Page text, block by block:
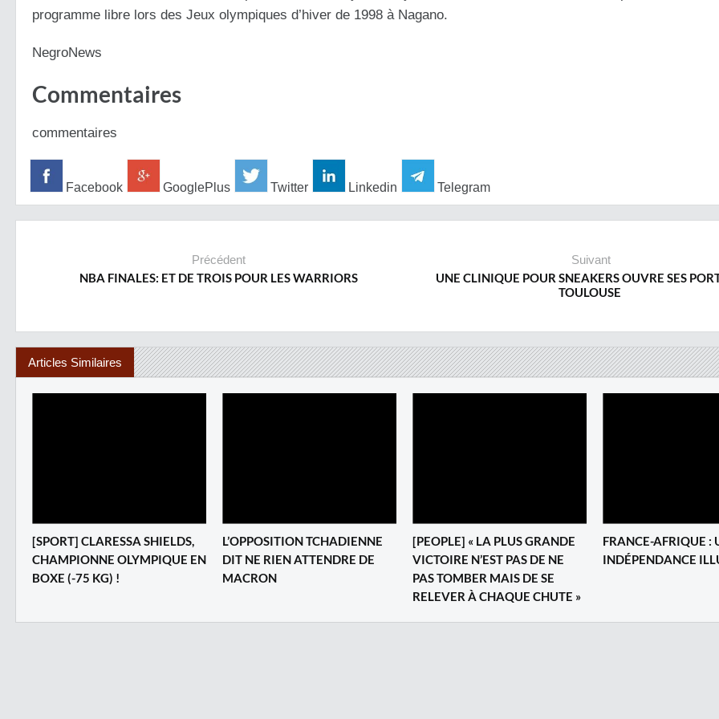
programme libre lors des Jeux olympiques d’hiver de 1998 à Nagano.
NegroNews
Commentaires
commentaires
Facebook GooglePlus Twitter Linkedin Telegram
Précédent
NBA FINALES: ET DE TROIS POUR LES WARRIORS
Suivant
UNE CLINIQUE POUR SNEAKERS OUVRE SES
TOULOUSE ‎
Articles Similaires
[SPORT] CLARESSA SHIELDS,
CHAMPIONNE OLYMPIQUE EN
BOXE (-75 KG) !
L’OPPOSITION TCHADIENNE
DIT NE RIEN ATTENDRE DE
MACRON
[PEOPLE] « LA PLUS GRANDE
VICTOIRE N’EST PAS DE NE
PAS TOMBER MAIS DE SE
RELEVER À CHAQUE CHUTE »
FRANCE-AFRIQUE :
INDÉPENDANCE